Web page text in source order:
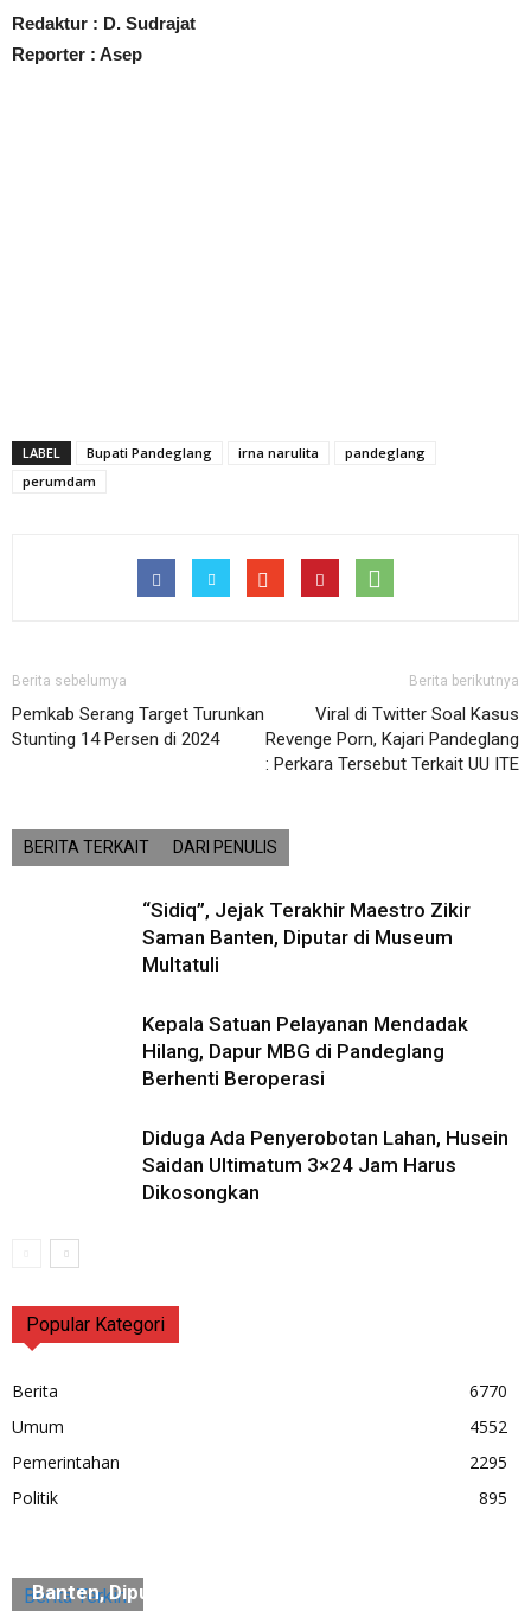
Redaktur : D. Sudrajat
Reporter : Asep
LABEL Bupati Pandeglang irna narulita
pandeglang
perumdam
Berita sebelumya
Pemkab Serang Target Turunkan
Stunting 14 Persen di 2024
Berita berikutnya
Viral di Twitter Soal Kasus
Revenge Porn, Kajari Pandeglang
: Perkara Tersebut Terkait UU ITE
BERITA TERKAIT DARI PENULIS
“Sidiq”, Jejak Terakhir Maestro Zikir
Saman Banten, Diputar di Museum
Multatuli
Kepala Satuan Pelayanan Mendadak
Hilang, Dapur MBG di Pandeglang
Berhenti Beroperasi
Diduga Ada Penyerobotan Lahan, Husein
Saidan Ultimatum 3×24 Jam Harus
Dikosongkan
Popular Kategori
Berita
6770
Umum
4552
Pemerintahan
2295
Politik
895
Berita Terkini
Banten, Diputar di Museum Multatuli